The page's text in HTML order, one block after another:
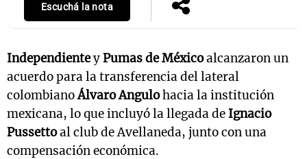
Escuchá la nota
IndependienteyPumas de Méxicoalcanzaron un
acuerdo para la transferencia del lateral
colombianoÁlvaro Angulohacia la institución
mexicana, lo que incluyó la llegada de Ignacio
Pussettoal club de Avellaneda, junto con una
compensación económica.